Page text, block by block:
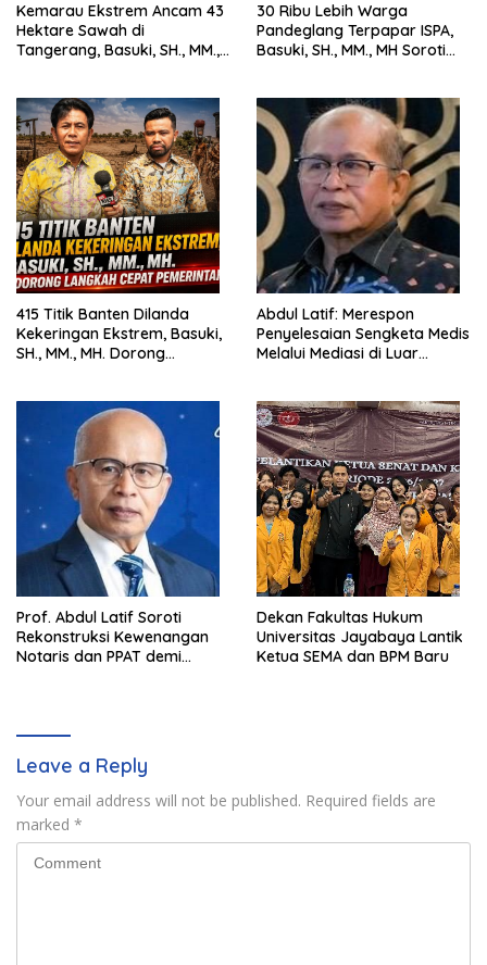
Kemarau Ekstrem Ancam 43
Hektare Sawah di
Tangerang, Basuki, SH., MM.,
30 Ribu Lebih Warga
Pandeglang Terpapar ISPA,
Basuki, SH., MM., MH Soroti
415 Titik Banten Dilanda
Kekeringan Ekstrem, Basuki,
SH., MM., MH. Dorong
Abdul Latif: Merespon
Penyelesaian Sengketa Medis
Melalui Mediasi di Luar
Prof. Abdul Latif Soroti
Rekonstruksi Kewenangan
Notaris dan PPAT demi
Dekan Fakultas Hukum
Universitas Jayabaya Lantik
Ketua SEMA dan BPM Baru
Leave a Reply
Your email address will not be published. Required fields are
marked *